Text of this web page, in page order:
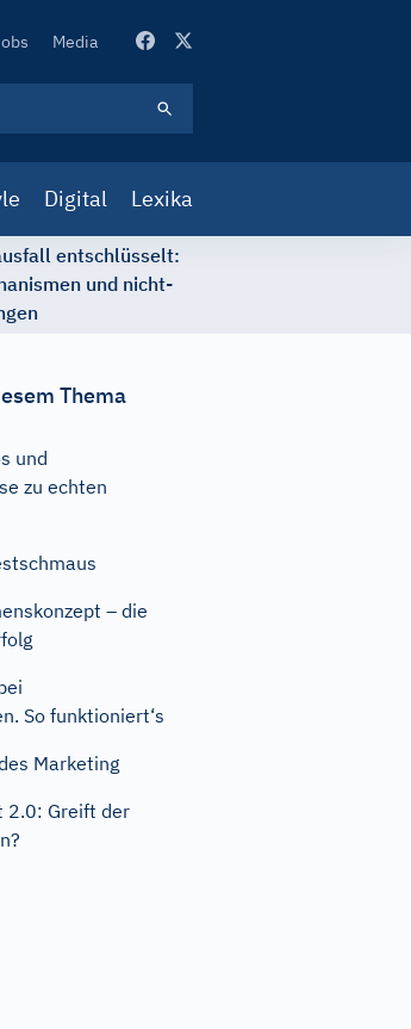
Media
Digital Lexika
entschlüsselt:
und nicht-
Thema
und
zu echten
– die
So funktioniert‘s
Marketing
2.0: Greift der